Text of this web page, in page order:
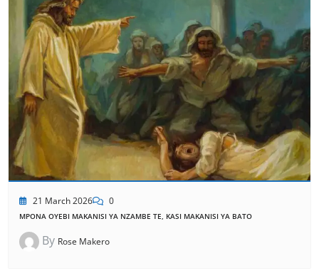
21 March 2026 0
MPONA OYEBI MAKANISI YA NZAMBE TE, KASI MAKANISI YA BATO
By Rose Makero